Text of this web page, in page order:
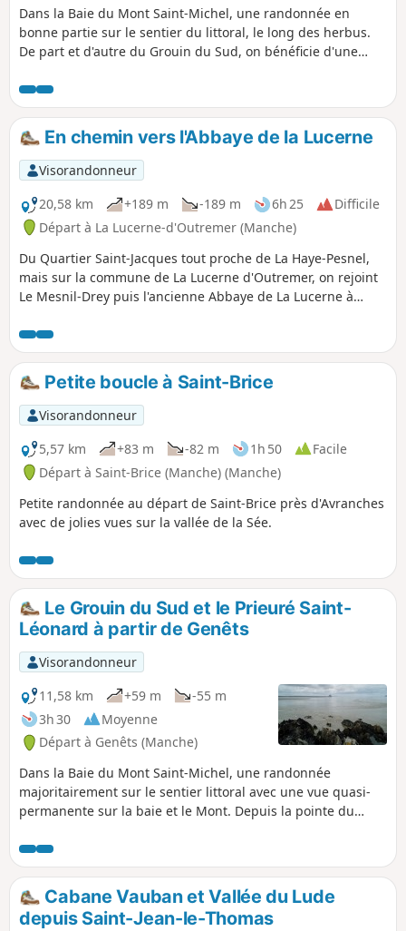
Dans la Baie du Mont Saint-Michel, une randonnée en
bonne partie sur le sentier du littoral, le long des herbus.
De part et d'autre du Grouin du Sud, on bénéficie d'une
elle-même, le spectacle de la marée montante est
impressionnant. Un retour dans les terres permet de visiter
la belle et émouvante chapelle romane du Prieuré Saint-
Léonard.En chemin vers l'Abbaye de la Lucerne
Visorandonneur
20,58 km
+189 m -189 m 6h 25
Difficile
Départ à La Lucerne-d'Outremer (Manche)
Du Quartier Saint-Jacques tout proche de La Haye-Pesnel,
mais sur la commune de La Lucerne d'Outremer, on rejoint
Le Mesnil-Drey puis l'ancienne Abbaye de La Lucerne à
bocage de La Rochelle-Normande, on retrouve le parking
du Pelotin sur l'emplacement de l'ancienne gare.
Petite boucle à Saint-Brice
Visorandonneur
5,57 km
+83 m -82 m 1h 50
Facile
Départ à Saint-Brice (Manche) (Manche)
Petite randonnée au départ de Saint-Brice près d'Avranches
avec de jolies vues sur la vallée de la Sée.
Le Grouin du Sud et le Prieuré Saint-
Léonard à partir de Genêts
Visorandonneur
11,58 km
+59 m
-55 m
3h 30
Moyenne
Départ à Genêts (Manche)
Dans la Baie du Mont Saint-Michel, une randonnée
majoritairement sur le sentier littoral avec une vue quasi-
permanente sur la baie et le Mont. Depuis la pointe du
superbe. Une boucle dans les terres permet de visiter la
belle et émouvante chapelle romane du Prieuré Saint-
Léonard.
Cabane Vauban et Vallée du Lude
depuis Saint-Jean-le-Thomas